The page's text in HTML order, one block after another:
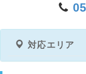
対応エリア